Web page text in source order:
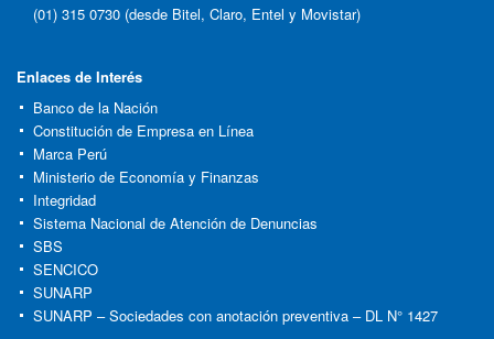
(01) 315 0730 (desde Bitel, Claro, Entel y Movistar)
Enlaces de Interés
Banco de la Nación
Constitución de Empresa en Línea
Marca Perú
Ministerio de Economía y Finanzas
Integridad
Sistema Nacional de Atención de Denuncias
SBS
SENCICO
SUNARP
SUNARP – Sociedades con anotación preventiva – DL N° 1427